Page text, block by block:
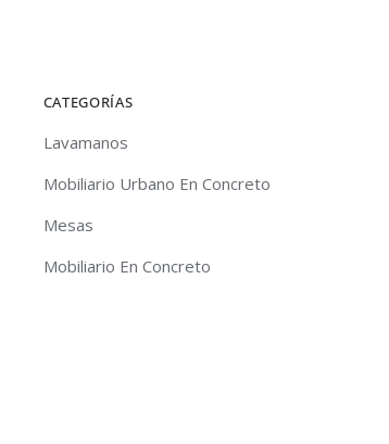
CATEGORÍAS
Lavamanos
Mobiliario Urbano En Concreto
Mesas
Mobiliario En Concreto